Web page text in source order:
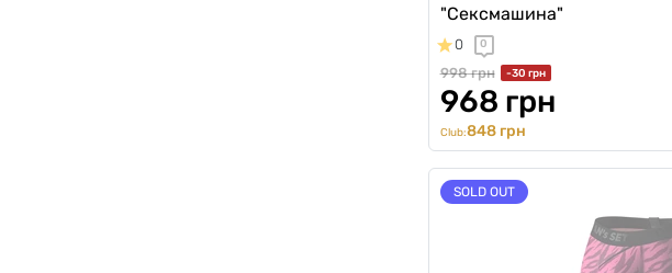
"Сексмашина"
0 0
998 грн -30 грн
968 грн
Club:848 грн
SOLD OUT